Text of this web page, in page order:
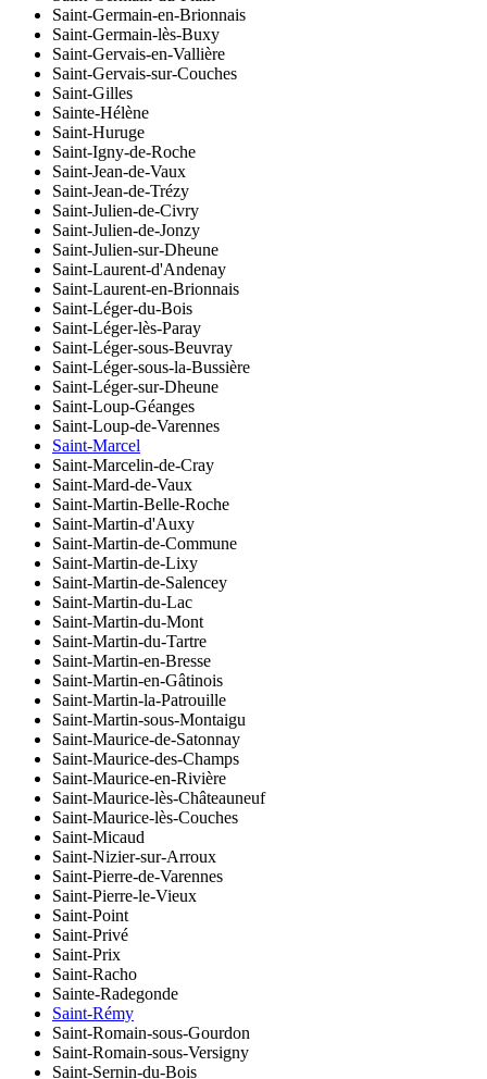
Saint-Germain-en-Brionnais
Saint-Germain-lès-Buxy
Saint-Gervais-en-Vallière
Saint-Gervais-sur-Couches
Saint-Gilles
Sainte-Hélène
Saint-Huruge
Saint-Igny-de-Roche
Saint-Jean-de-Vaux
Saint-Jean-de-Trézy
Saint-Julien-de-Civry
Saint-Julien-de-Jonzy
Saint-Julien-sur-Dheune
Saint-Laurent-d'Andenay
Saint-Laurent-en-Brionnais
Saint-Léger-du-Bois
Saint-Léger-lès-Paray
Saint-Léger-sous-Beuvray
Saint-Léger-sous-la-Bussière
Saint-Léger-sur-Dheune
Saint-Loup-Géanges
Saint-Loup-de-Varennes
Saint-Marcel
Saint-Marcelin-de-Cray
Saint-Mard-de-Vaux
Saint-Martin-Belle-Roche
Saint-Martin-d'Auxy
Saint-Martin-de-Commune
Saint-Martin-de-Lixy
Saint-Martin-de-Salencey
Saint-Martin-du-Lac
Saint-Martin-du-Mont
Saint-Martin-du-Tartre
Saint-Martin-en-Bresse
Saint-Martin-en-Gâtinois
Saint-Martin-la-Patrouille
Saint-Martin-sous-Montaigu
Saint-Maurice-de-Satonnay
Saint-Maurice-des-Champs
Saint-Maurice-en-Rivière
Saint-Maurice-lès-Châteauneuf
Saint-Maurice-lès-Couches
Saint-Micaud
Saint-Nizier-sur-Arroux
Saint-Pierre-de-Varennes
Saint-Pierre-le-Vieux
Saint-Point
Saint-Privé
Saint-Prix
Saint-Racho
Sainte-Radegonde
Saint-Rémy
Saint-Romain-sous-Gourdon
Saint-Romain-sous-Versigny
Saint-Sernin-du-Bois